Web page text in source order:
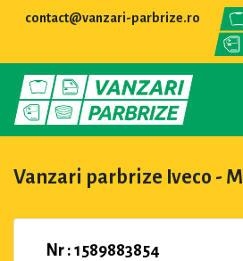
contact@vanzari-parbrize.ro
Vanzari parbrize Iveco - M
Nr : 1589883854